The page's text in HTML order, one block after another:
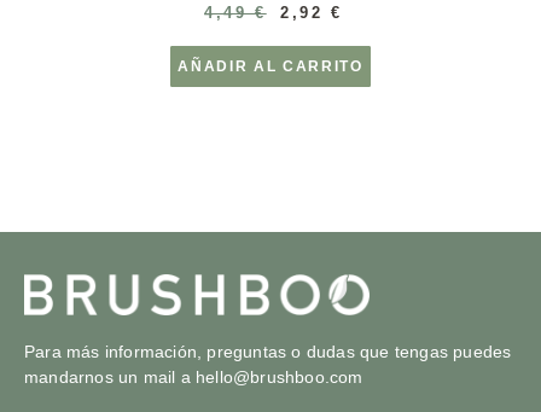
4,49€ 2,92€
AÑADIR AL CARRITO
Para más información, preguntas o dudas que tengas puedes
mandarnos un mail a hello@brushboo.com